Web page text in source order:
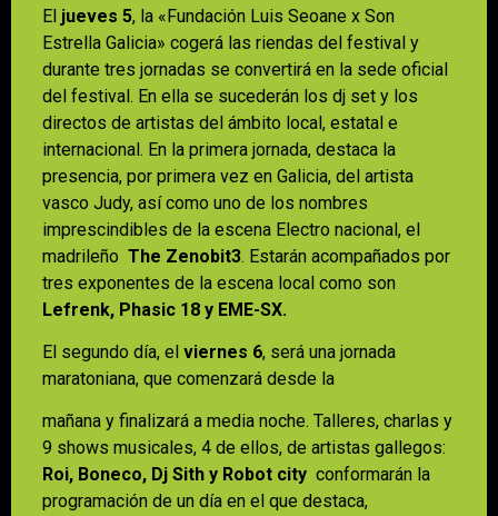
El jueves 5, la «Fundación Luis Seoane x Son
Estrella Galicia» cogerá las riendas del festival y
durante tres jornadas se convertirá en la sede oficial
del festival. En ella se sucederán los dj set y los
directos de artistas del ámbito local, estatal e
internacional. En la primera jornada, destaca la
presencia, por primera vez en Galicia, del artista
vasco Judy, así como uno de los nombres
imprescindibles de la escena Electro nacional, el
madrileño The Zenobit3. Estarán acompañados por
tres exponentes de la escena local como son
Lefrenk, Phasic 18 y EME-SX.
El segundo día, el viernes 6, será una jornada
maratoniana, que comenzará desde la
mañana y finalizará a media noche. Talleres, charlas y
9 shows musicales, 4 de ellos, de artistas gallegos:
Roi, Boneco, Dj Sith y Robot city conformarán la
programación de un día en el que destaca,